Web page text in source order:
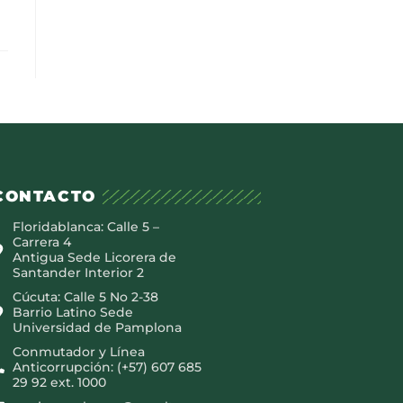
Floridablanca: Calle 5 –
Carrera 4
Antigua Sede Licorera de
Santander Interior 2
Cúcuta: Calle 5 No 2-38
Barrio Latino Sede
Universidad de Pamplona
Conmutador y Línea
Anticorrupción: (+57) 607 685
29 92 ext. 1000